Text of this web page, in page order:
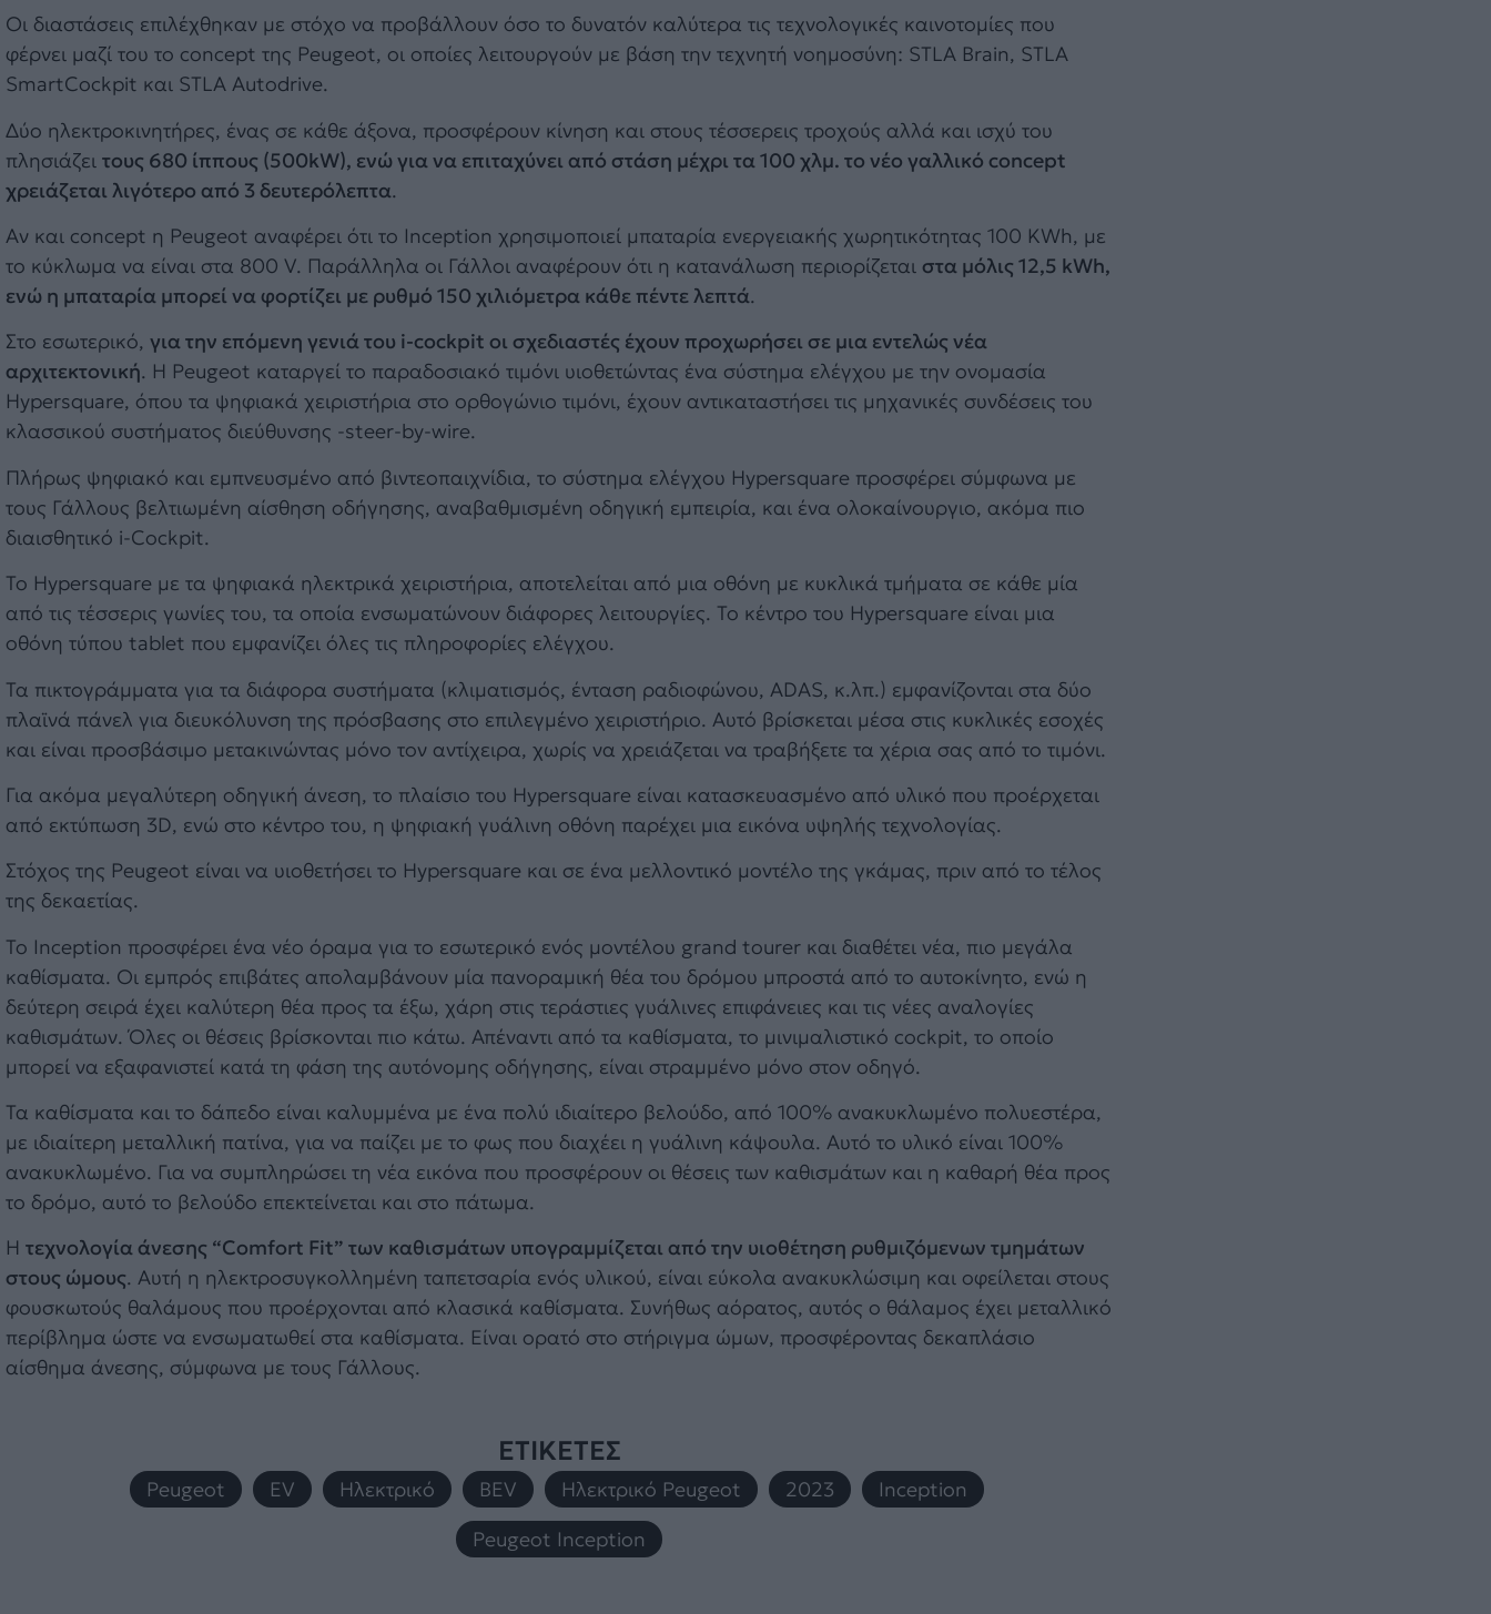
Οι διαστάσεις επιλέχθηκαν με στόχο να προβάλλουν όσο το δυνατόν καλύτερα τις τεχνολογικές καινοτομίες που
φέρνει μαζί του το concept της Peugeot, οι οποίες λειτουργούν με βάση την τεχνητή νοημοσύνη: STLA Brain, STLA
SmartCockpit και STLA Autodrive.
Δύο ηλεκτροκινητήρες, ένας σε κάθε άξονα, προσφέρουν κίνηση και στους τέσσερεις τροχούς αλλά και ισχύ του
πλησιάζει τους 680 ίππους (500kW), ενώ για να επιταχύνει από στάση μέχρι τα 100 χλμ. το νέο γαλλικό concept
χρειάζεται λιγότερο από 3 δευτερόλεπτα.
Αν και concept η Peugeot αναφέρει ότι το Inception χρησιμοποιεί μπαταρία ενεργειακής χωρητικότητας 100 KWh, με
το κύκλωμα να είναι στα 800 V. Παράλληλα οι Γάλλοι αναφέρουν ότι η κατανάλωση περιορίζεται στα μόλις 12,5 kWh,
ενώ η μπαταρία μπορεί να φορτίζει με ρυθμό 150 χιλιόμετρα κάθε πέντε λεπτά.
Στο εσωτερικό, για την επόμενη γενιά του i-cockpit οι σχεδιαστές έχουν προχωρήσει σε μια εντελώς νέα
αρχιτεκτονική. H Peugeot καταργεί το παραδοσιακό τιμόνι υιοθετώντας ένα σύστημα ελέγχου με την ονομασία
Hypersquare, όπου τα ψηφιακά χειριστήρια στο ορθογώνιο τιμόνι, έχουν αντικαταστήσει τις μηχανικές συνδέσεις του
κλασσικού συστήματος διεύθυνσης -steer-by-wire.
Πλήρως ψηφιακό και εμπνευσμένο από βιντεοπαιχνίδια, το σύστημα ελέγχου Hypersquare προσφέρει σύμφωνα με
τους Γάλλους βελτιωμένη αίσθηση οδήγησης, αναβαθμισμένη οδηγική εμπειρία, και ένα ολοκαίνουργιο, ακόμα πιο
διαισθητικό i-Cockpit.
Το Hypersquare με τα ψηφιακά ηλεκτρικά χειριστήρια, αποτελείται από μια οθόνη με κυκλικά τμήματα σε κάθε μία
από τις τέσσερις γωνίες του, τα οποία ενσωματώνουν διάφορες λειτουργίες. Το κέντρο του Hypersquare είναι μια
οθόνη τύπου tablet που εμφανίζει όλες τις πληροφορίες ελέγχου.
Τα πικτογράμματα για τα διάφορα συστήματα (κλιματισμός, ένταση ραδιοφώνου, ADAS, κ.λπ.) εμφανίζονται στα δύο
πλαϊνά πάνελ για διευκόλυνση της πρόσβασης στο επιλεγμένο χειριστήριο. Αυτό βρίσκεται μέσα στις κυκλικές εσοχές
και είναι προσβάσιμο μετακινώντας μόνο τον αντίχειρα, χωρίς να χρειάζεται να τραβήξετε τα χέρια σας από το τιμόνι.
Για ακόμα μεγαλύτερη οδηγική άνεση, το πλαίσιο του Hypersquare είναι κατασκευασμένο από υλικό που προέρχεται
από εκτύπωση 3D, ενώ στο κέντρο του, η ψηφιακή γυάλινη οθόνη παρέχει μια εικόνα υψηλής τεχνολογίας.
Στόχος της Peugeot είναι να υιοθετήσει το Hypersquare και σε ένα μελλοντικό μοντέλο της γκάμας, πριν από το τέλος
της δεκαετίας.
Το Inception προσφέρει ένα νέο όραμα για το εσωτερικό ενός μοντέλου grand tourer και διαθέτει νέα, πιο μεγάλα
καθίσματα. Οι εμπρός επιβάτες απολαμβάνουν μία πανοραμική θέα του δρόμου μπροστά από το αυτοκίνητο, ενώ η
δεύτερη σειρά έχει καλύτερη θέα προς τα έξω, χάρη στις τεράστιες γυάλινες επιφάνειες και τις νέες αναλογίες
καθισμάτων. Όλες οι θέσεις βρίσκονται πιο κάτω. Απέναντι από τα καθίσματα, το μινιμαλιστικό cockpit, το οποίο
μπορεί να εξαφανιστεί κατά τη φάση της αυτόνομης οδήγησης, είναι στραμμένο μόνο στον οδηγό.
Τα καθίσματα και το δάπεδο είναι καλυμμένα με ένα πολύ ιδιαίτερο βελούδο, από 100% ανακυκλωμένο πολυεστέρα,
με ιδιαίτερη μεταλλική πατίνα, για να παίζει με το φως που διαχέει η γυάλινη κάψουλα. Αυτό το υλικό είναι 100%
ανακυκλωμένο. Για να συμπληρώσει τη νέα εικόνα που προσφέρουν οι θέσεις των καθισμάτων και η καθαρή θέα προς
το δρόμο, αυτό το βελούδο επεκτείνεται και στο πάτωμα.
Η τεχνολογία άνεσης “Comfort Fit” των καθισμάτων υπογραμμίζεται από την υιοθέτηση ρυθμιζόμενων τμημάτων
στους ώμους. Αυτή η ηλεκτροσυγκολλημένη ταπετσαρία ενός υλικού, είναι εύκολα ανακυκλώσιμη και οφείλεται στους
φουσκωτούς θαλάμους που προέρχονται από κλασικά καθίσματα. Συνήθως αόρατος, αυτός ο θάλαμος έχει μεταλλικό
περίβλημα ώστε να ενσωματωθεί στα καθίσματα. Είναι ορατό στο στήριγμα ώμων, προσφέροντας δεκαπλάσιο
αίσθημα άνεσης, σύμφωνα με τους Γάλλους.
ΕΤΙΚΕΤΕΣ
Peugeot , EV , Ηλεκτρικό , BEV , Ηλεκτρικό Peugeot , 2023 , Inception
,
Peugeot Inception